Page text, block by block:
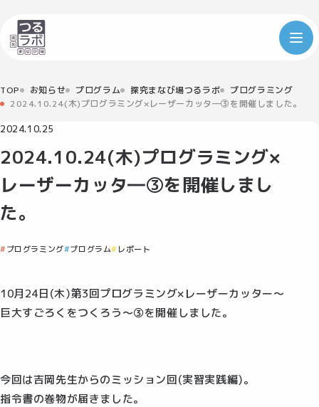
TOP お知らせ プログラム 探究まなび場つるラボ
プログラミング
2024.10.24(木)プログラミング×レーザーカッタ―③を開催しました。
2024.10.25
2024.10.24(木)プログラミング×
レーザーカッタ―③を開催しまし
た。
プログラミング プログラム レポート
10月24日(木)第3回プログラミング×レーザーカッター～
巨大すごろくをつくろう～③を開催しました。
今回は吉岡先生からのミッション回(実習実践編)。
指令書の巻物が届きました。